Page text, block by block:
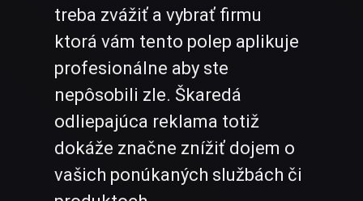
treba zvážiť a vybrať firmu
ktorá vám tento polep aplikuje
profesionálne aby ste
nepôsobili zle. Škaredá
odliepajúca reklama totiž
dokáže značne znížiť dojem o
vašich ponúkaných službách či